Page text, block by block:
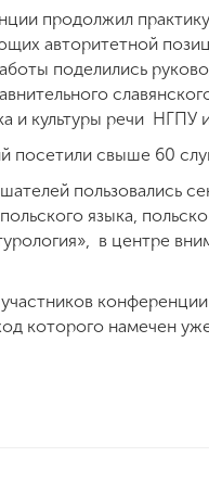
продолжил
авторитетной
поделились
и культуры речи НГПУ
посетили свыше 60
пользовались
языка,
в центре
которого намечен